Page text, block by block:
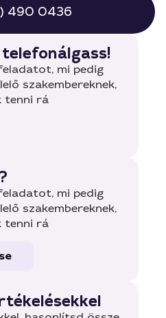
490 0436
mi pedig
szakembereknek,
tenni rá
mi pedig
szakembereknek,
tenni rá